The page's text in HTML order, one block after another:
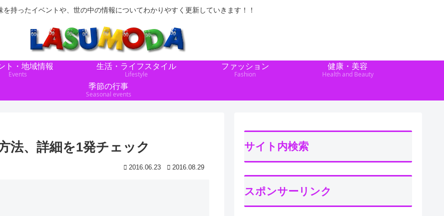
を持ったイベントや、世の中の情報についてわかりやすく更新していきます！！
ト・地域情報
Events
生活・ライフスタイル
Lifestyle
ファッション
Fashion
健康・美容
Health and Beauty
季節の行事
Seasonal events
法、詳細を1発チェック
2016.06.23 2016.08.29
サイト内検索
スポンサーリンク